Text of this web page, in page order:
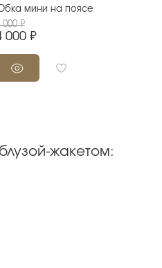
мини на поясе
000 ₽
000 ₽
жакетом: